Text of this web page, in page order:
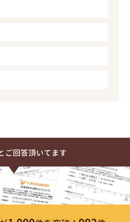
ご回答頂いてます